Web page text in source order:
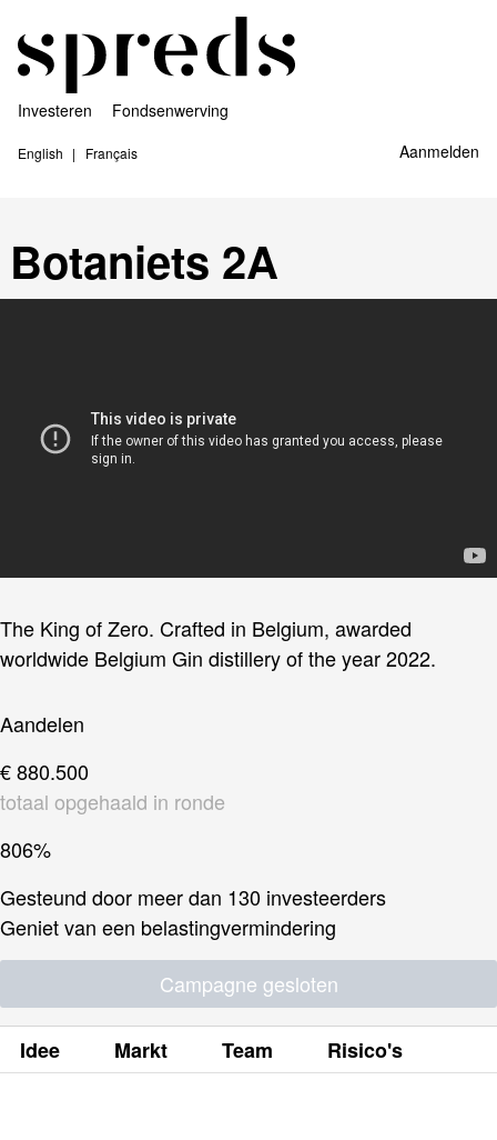
Investeren Fondsenwerving
English Français Aanmelden
Botaniets 2A
The King of Zero. Crafted in Belgium, awarded
worldwide Belgium Gin distillery of the year 2022.
Aandelen
€ 880.500
totaal opgehaald in ronde
806%
Gesteund door meer dan 130 investeerders
Geniet van een belastingvermindering
Campagne gesloten
Idee Markt Team Risico's